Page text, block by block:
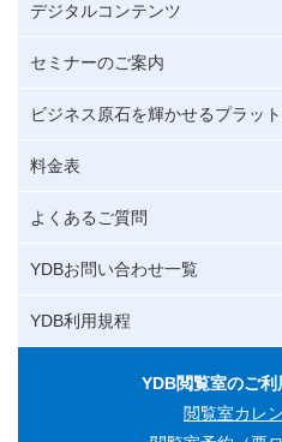
デジタルコンテンツ
セミナーのご案内
ビジネス原石を輝かせるプラッ
料金表
よくあるご質問
YDBお問い合わせ一覧
YDB利用規程
YDB閲覧室のご利
閲覧室カレ